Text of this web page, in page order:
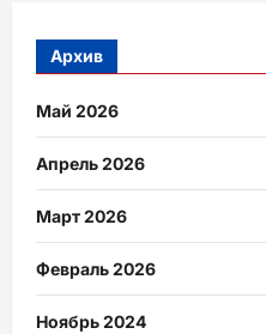
Архив
Май 2026
Апрель 2026
Март 2026
Февраль 2026
Ноябрь 2024